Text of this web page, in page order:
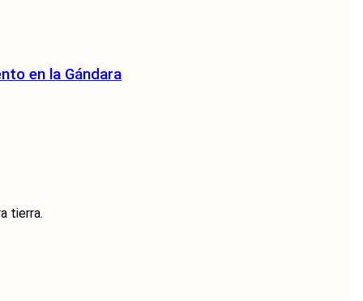
en la Gándara
tierra.